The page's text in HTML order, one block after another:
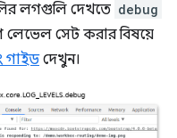
লগগুলি দেখতে debug
সেট করার বিষয়ে
গাইডদেখুন।